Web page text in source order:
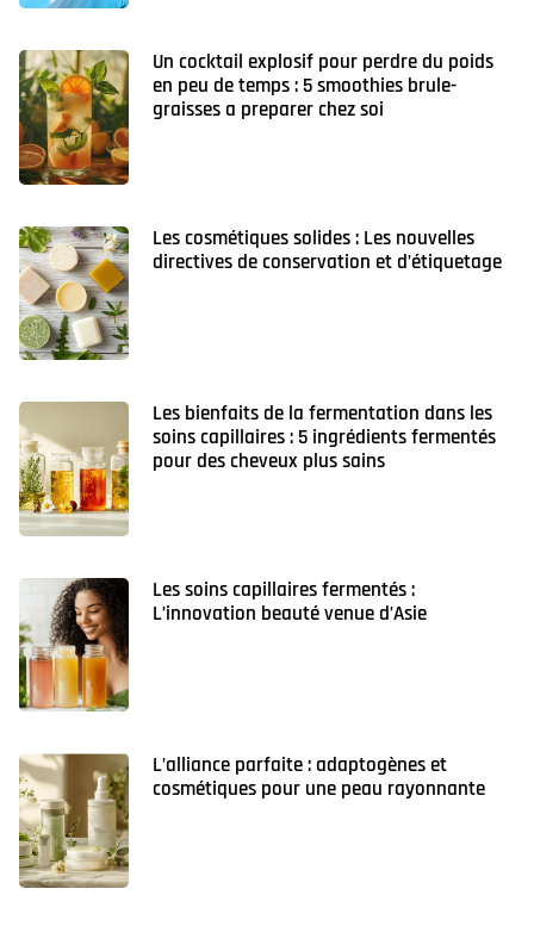
Un cocktail explosif pour perdre du poids
en peu de temps : 5 smoothies brule-
graisses a preparer chez soi
Les cosmétiques solides : Les nouvelles
directives de conservation et d’étiquetage
Les bienfaits de la fermentation dans les
soins capillaires : 5 ingrédients fermentés
pour des cheveux plus sains
Les soins capillaires fermentés :
L’innovation beauté venue d’Asie
L’alliance parfaite : adaptogènes et
cosmétiques pour une peau rayonnante